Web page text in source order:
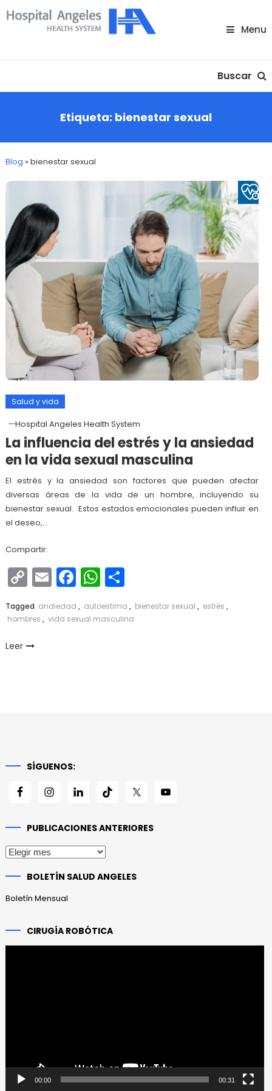
Skip
To
Menu
Buscar
Etiqueta: bienestar sexual
Blog »bienestar sexual
Salud y vida
Hospital Angeles Health System
La influencia del estrés y la ansiedad
en la vida sexual masculina
El estrés y la ansiedad son factores que pueden afectar
diversas áreas de la vida de un hombre, incluyendo su
bienestar sexual. Estos estados emocionales pueden influir en
el deseo,…
Compartir:
Copy
Link
EmailFacebook
WhatsApp
Compartir
Tagged andiedad , autoestima , bienestar sexual , estrés ,
hombres , vida sexual masculina
Leer
SÍGUENOS:
PUBLICACIONES ANTERIORES
Publicaciones
BOLETÍN SALUD ANGELES
Boletín Mensual
CIRUGÍA ROBÓTICA
00:00 00:31